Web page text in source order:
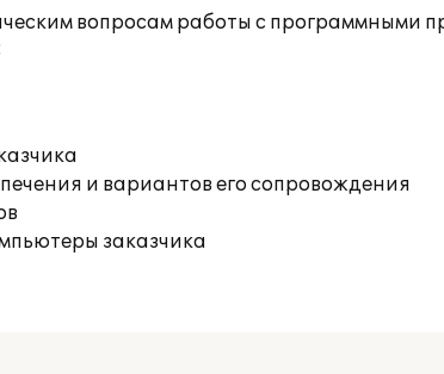
вопросам работы с программными
и вариантов его сопровождения
заказчика